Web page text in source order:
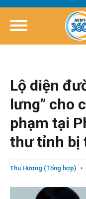
Lộ diện
lưng” cho
phạm tại
thư tỉnh bị
Thu Hương (Tổng hợp)